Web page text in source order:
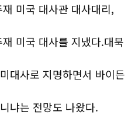
미국 대사관 대사대리,
미국 대사를 지냈다.대북
대사로 지명하면서 바이든
냐는 전망도 나왔다.